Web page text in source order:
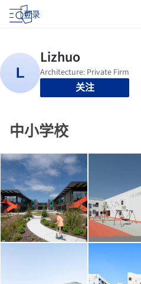
登录
关注
中小学校